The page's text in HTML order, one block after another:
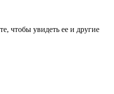
чтобы увидеть ее и другие